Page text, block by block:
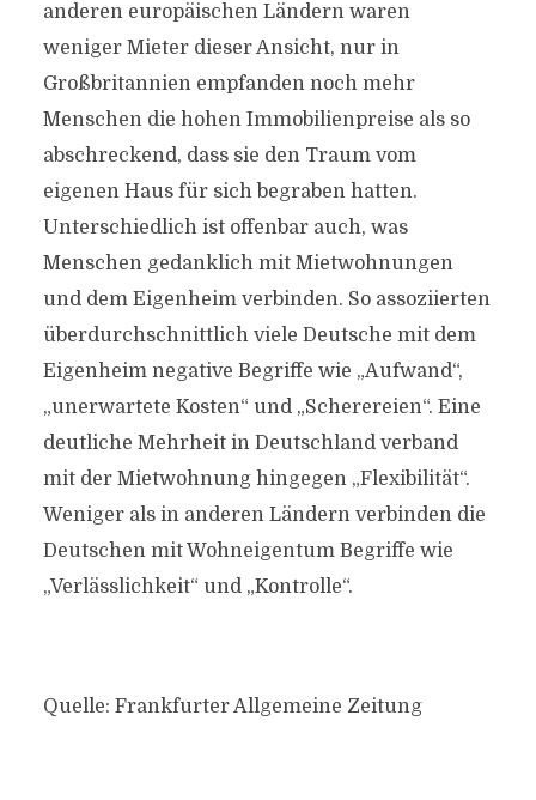
anderen europäischen Ländern waren
weniger Mieter dieser Ansicht, nur in
Großbritannien empfanden noch mehr
Menschen die hohen Immobilienpreise als so
abschreckend, dass sie den Traum vom
eigenen Haus für sich begraben hatten.
Unterschiedlich ist offenbar auch, was
Menschen gedanklich mit Mietwohnungen
und dem Eigenheim verbinden. So assoziierten
überdurchschnittlich viele Deutsche mit dem
Eigenheim negative Begriffe wie „Aufwand“,
„unerwartete Kosten“ und „Scherereien“. Eine
deutliche Mehrheit in Deutschland verband
mit der Mietwohnung hingegen „Flexibilität“.
Weniger als in anderen Ländern verbinden die
Deutschen mit Wohneigentum Begriffe wie
„Verlässlichkeit“ und „Kontrolle“.
Quelle: Frankfurter Allgemeine Zeitung